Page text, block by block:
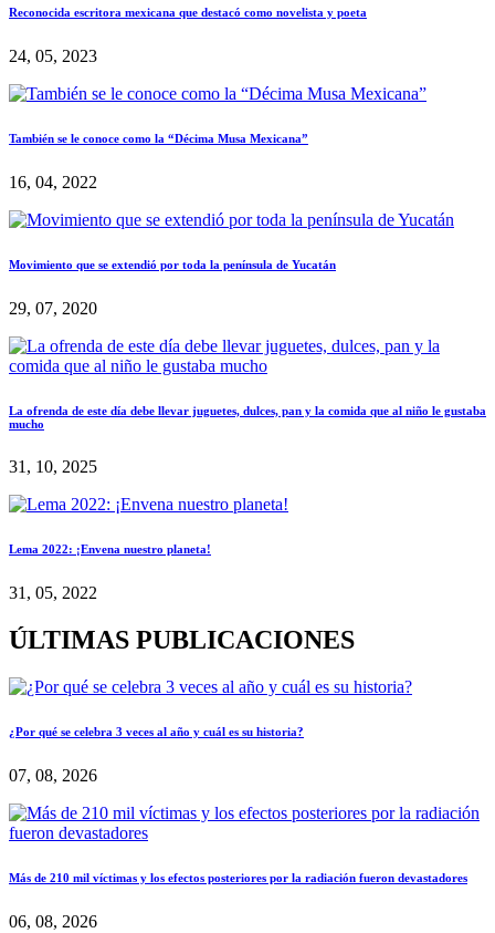
Reconocida escritora mexicana que destacó como novelista y poeta
24, 05, 2023
También se le conoce como la “Décima Musa Mexicana”
16, 04, 2022
Movimiento que se extendió por toda la península de Yucatán
29, 07, 2020
La ofrenda de este día debe llevar juguetes, dulces, pan y la comida que al niño le gustaba
mucho
31, 10, 2025
Lema 2022: ¡Envena nuestro planeta!
31, 05, 2022
ÚLTIMAS PUBLICACIONES
¿Por qué se celebra 3 veces al año y cuál es su historia?
07, 08, 2026
Más de 210 mil víctimas y los efectos posteriores por la radiación fueron devastadores
06, 08, 2026